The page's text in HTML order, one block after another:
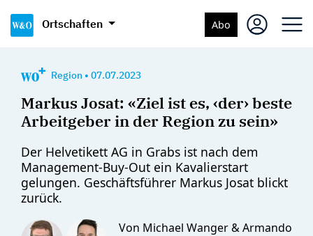
Ortschaften Abo
Region • 07.07.2023
Markus Josat: «Ziel ist es, ‹der› beste
Arbeitgeber in der Region zu sein»
Der Helvetikett AG in Grabs ist nach dem
Management-Buy-Out ein Kavalierstart
gelungen. Geschäftsführer Markus Josat blickt
zurück.
Von Michael Wanger & Armando